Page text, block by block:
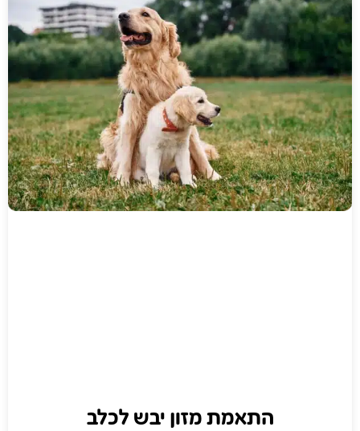
התאמת מזון יבש לכלב